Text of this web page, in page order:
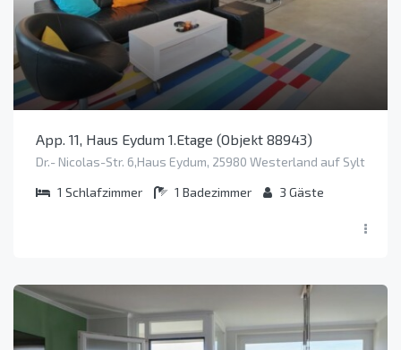
App. 11, Haus Eydum 1.Etage (Objekt 88943)
Dr.- Nicolas-Str. 6,Haus Eydum, 25980 Westerland auf Sylt
1 Schlafzimmer 1 Badezimmer 3 Gäste